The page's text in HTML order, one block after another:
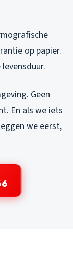
op papier.
Geen
En als we iets
we eerst,